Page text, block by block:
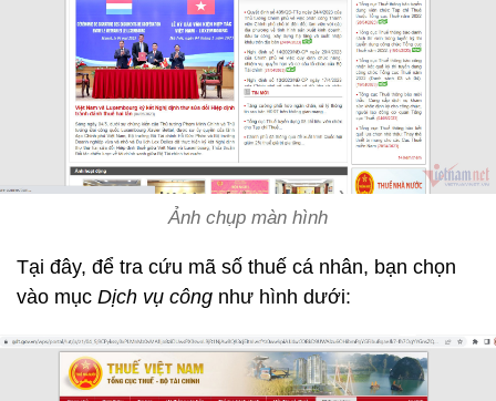
Ảnh chụp màn hình
Tại đây, để tra cứu mã số thuế cá nhân, bạn chọn
vào mục Dịch vụ công như hình dưới: